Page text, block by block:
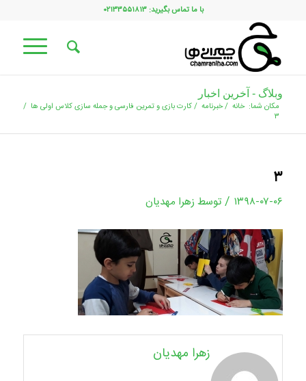
با ما تماس بگیرید: ۰۲۱۳۳۵۵۱۸۱۳
وبلاگ - آخرین اخبار
مکان شما: خانه /خبرنامه /کارت بازی و تمرین فارسی و جمله سازی کلاس اولی ها /
۳
۳
۱۳۹۸-۰۷-۰۶ / توسط زهرا مهدیان
زهرا مهدیان